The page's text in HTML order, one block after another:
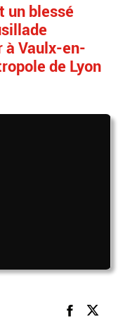
un blessé
à Vaulx-en-
de Lyon